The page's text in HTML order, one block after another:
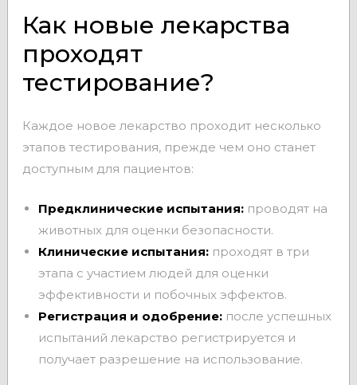
Как новые лекарства
проходят
тестирование?
Каждое новое лекарство проходит несколько
этапов тестирования, прежде чем оно станет
доступным для пациентов:
Предклинические испытания:проводят на
животных для оценки безопасности.
Клинические испытания:проходят в три
этапа с участием людей для оценки
эффективности и побочных эффектов.
Регистрация и одобрение:после успешных
испытаний лекарство регистрируется и
получает разрешение на использование.